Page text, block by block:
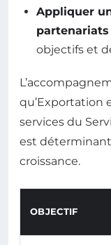
Appliquer
partenariats
objectifs et
qu’Exportation
services du
est déterminant
croissance.
OBJECTIF